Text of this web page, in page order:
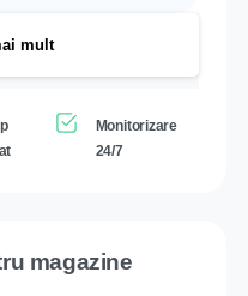
mult
Monitorizare
24/7
magazine